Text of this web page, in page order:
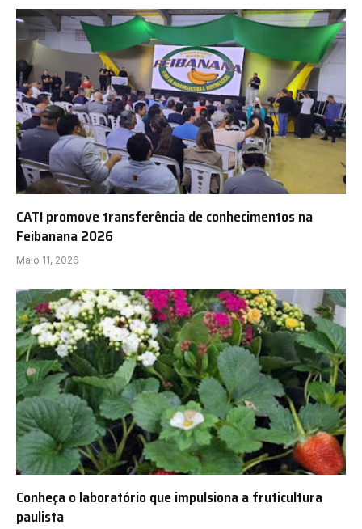
CATI promove transferência de conhecimentos na
Feibanana 2026
Maio 11, 2026
Conheça o laboratório que impulsiona a fruticultura
paulista